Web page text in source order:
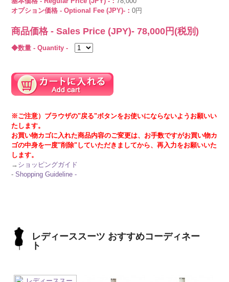
オプション価格 - Optional Fee (JPY)-：0円
商品価格 - Sales Price (JPY)-78,000 円(税別)
◆数量 - Quantity -
※ご注意）ブラウザの"戻る"ボタンをお使いにならないようお願いい
たします。
お買い物カゴに入れた商品内容のご変更は、お手数ですがお買い物カ
ゴの中身を一度"削除"していただきましてから、再入力をお願いいた
します。
→ ショッピングガイド
- Shopping Guideline -
レディーススーツ おすすめコーディネー
ト